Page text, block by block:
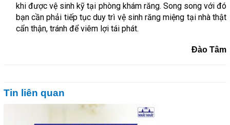
khi được vệ sinh kỹ tại phòng khám răng. Song song với đó
bạn cần phải tiếp tục duy trì vệ sinh răng miệng tại nhà thật
cẩn thận, tránh để viêm lợi tái phát.
Đào Tâm
Tin liên quan